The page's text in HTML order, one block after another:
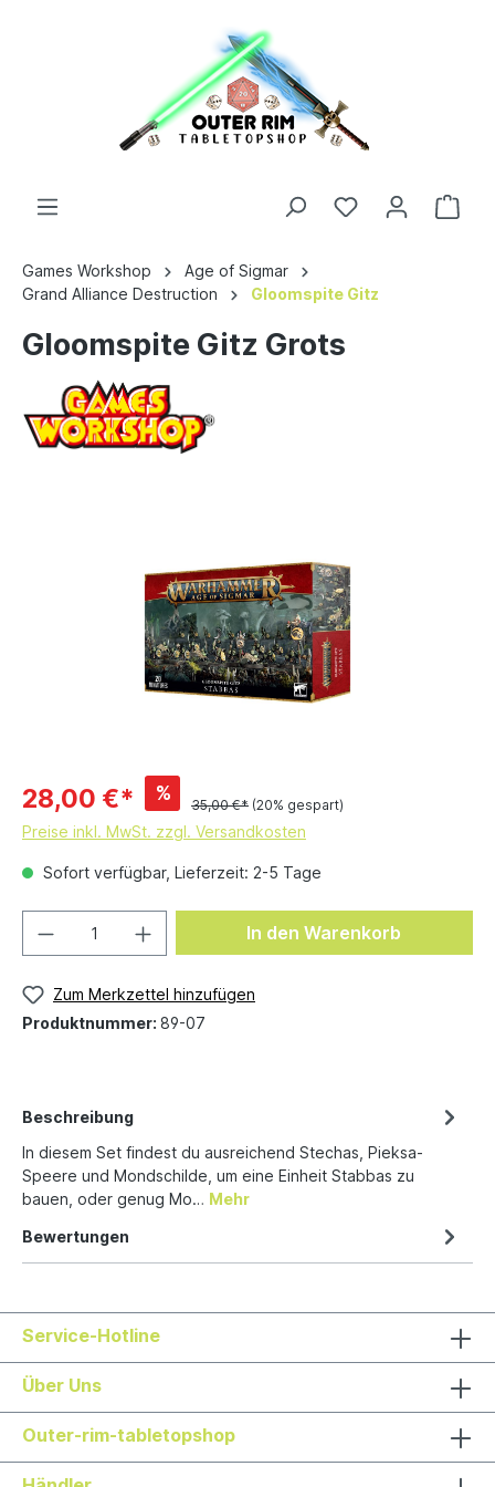
Games Workshop
Age of Sigmar
Grand Alliance Destruction
Gloomspite Gitz
Gloomspite Gitz Grots
28,00 €* %
35,00 €* (20% gespart)
Preise inkl. MwSt. zzgl. Versandkosten
Sofort verfügbar, Lieferzeit: 2-5 Tage
In den Warenkorb
Zum Merkzettel hinzufügen
Produktnummer: 89-07
Beschreibung
In diesem Set findest du ausreichend Stechas, Pieksa-
Speere und Mondschilde, um eine Einheit Stabbas zu
bauen, oder genug Mo… Mehr
Bewertungen
Service-Hotline
Über Uns
Outer-rim-tabletopshop